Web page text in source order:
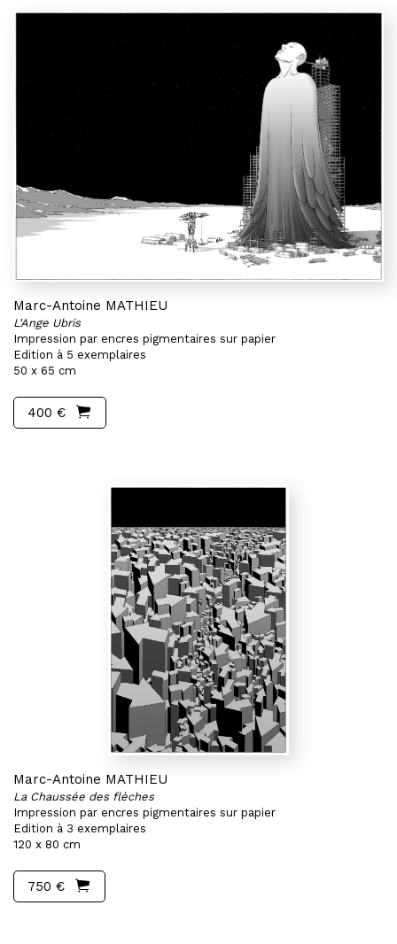
Marc-Antoine MATHIEU
L'Ange Ubris
Impression par encres pigmentaires sur papier
Edition à 5 exemplaires
50 x 65 cm
400 €
Marc-Antoine MATHIEU
La Chaussée des flèches
Impression par encres pigmentaires sur papier
Edition à 3 exemplaires
120 x 80 cm
750 €